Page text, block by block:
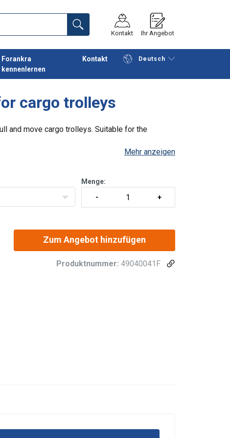
Kontakt Ihr Angebot
Forankra
kennenlernen
Kontakt Deutsch
Fortfahren Anfrage senden
cargo trolleys
and move cargo trolleys. Suitable for the
Mehr anzeigen
Menge:
Zum Angebot hinzufügen
Produktnummer: 49040041F